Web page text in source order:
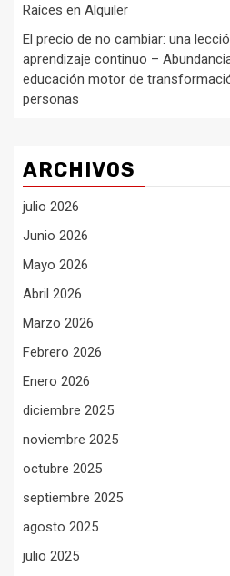
Raíces en Alquiler
El precio de no cambiar: una
aprendizaje continuo –
educación motor de
personas
ARCHIVOS
julio 2026
Junio 2026
Mayo 2026
Abril 2026
Marzo 2026
Febrero 2026
Enero 2026
diciembre 2025
noviembre 2025
octubre 2025
septiembre 2025
agosto 2025
julio 2025